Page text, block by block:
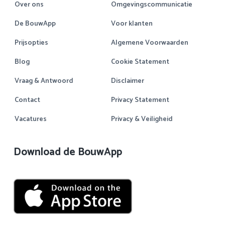
Over ons
De BouwApp
Prijsopties
Blog
Vraag & Antwoord
Contact
Vacatures
Omgevingscommunicatie
Voor klanten
Algemene Voorwaarden
Cookie Statement
Disclaimer
Privacy Statement
Privacy & Veiligheid
Download de BouwApp